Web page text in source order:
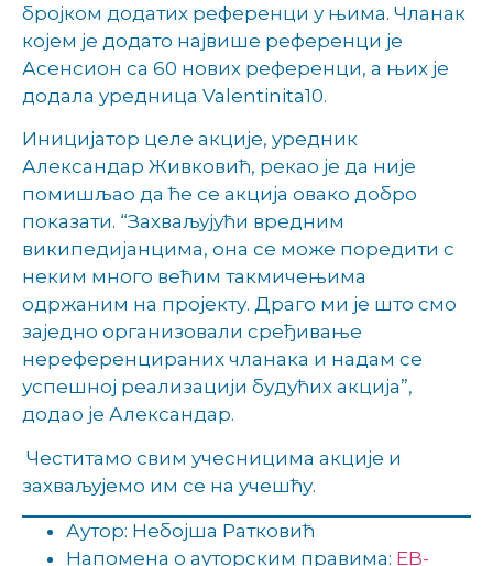
бројком додатих референци у њима. Чланак
којем је додато највише референци је
Асенсион са 60 нових референци, а њих је
додала уредница Valentinita10.
Иницијатор целе акције, уредник
Александар Живковић, рекао је да није
помишљао да ће се акција овако добро
показати. “Захваљујући вредним
википедијанцима, она се може поредити с
неким много већим такмичењима
одржаним на пројекту. Драго ми је што смо
заједно организовали сређивање
нереференцираних чланака и надам се
успешној реализацији будућих акција”,
додао је Александар.
Честитамо свим учесницима акције и
захваљујемо им се на учешћу.
Аутор: Небојша Ратковић
Напомена о ауторским правима: EB-